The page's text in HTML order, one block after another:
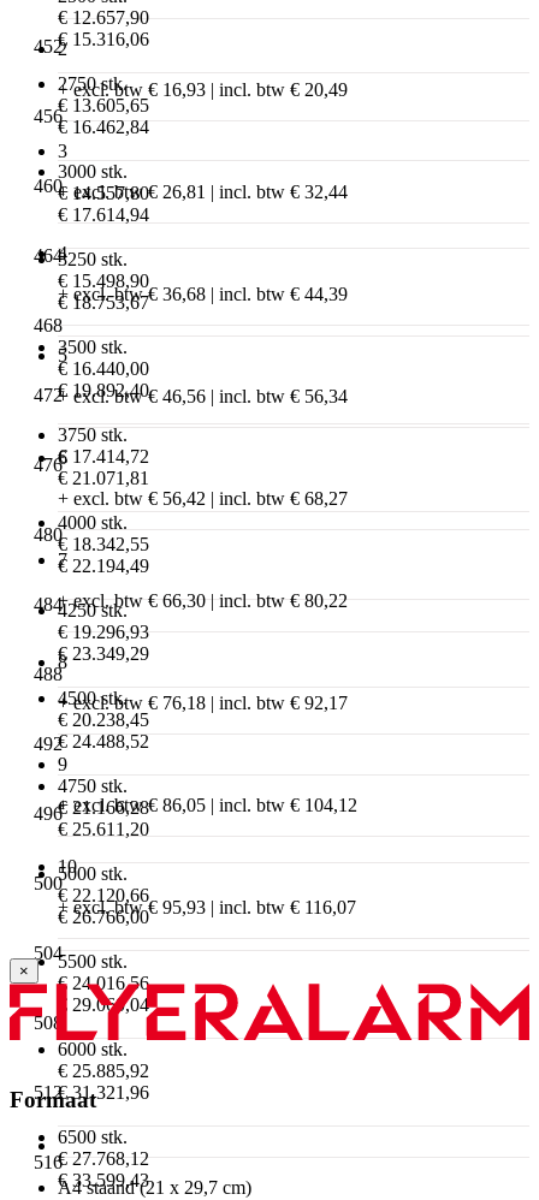
452
456
460
464
468
472
476
480
484
488
492
496
500
504
508
512
516
€ 12.657,90
€ 15.316,06
2750 stk.
€ 13.605,65
€ 16.462,84
3000 stk.
€ 14.557,80
€ 17.614,94
3250 stk.
€ 15.498,90
€ 18.753,67
3500 stk.
€ 16.440,00
€ 19.892,40
3750 stk.
€ 17.414,72
€ 21.071,81
4000 stk.
€ 18.342,55
€ 22.194,49
4250 stk.
€ 19.296,93
€ 23.349,29
4500 stk.
€ 20.238,45
€ 24.488,52
4750 stk.
€ 21.166,28
€ 25.611,20
5000 stk.
€ 22.120,66
€ 26.766,00
5500 stk.
€ 24.016,56
€ 29.060,04
6000 stk.
€ 25.885,92
€ 31.321,96
6500 stk.
€ 27.768,12
€ 33.599,43
2
+ excl. btw € 16,93 | incl. btw € 20,49
3
+ excl. btw € 26,81 | incl. btw € 32,44
4
+ excl. btw € 36,68 | incl. btw € 44,39
5
+ excl. btw € 46,56 | incl. btw € 56,34
6
+ excl. btw € 56,42 | incl. btw € 68,27
7
+ excl. btw € 66,30 | incl. btw € 80,22
8
+ excl. btw € 76,18 | incl. btw € 92,17
9
+ excl. btw € 86,05 | incl. btw € 104,12
10
+ excl. btw € 95,93 | incl. btw € 116,07
×
Formaat
A4 staand (21 x 29,7 cm)